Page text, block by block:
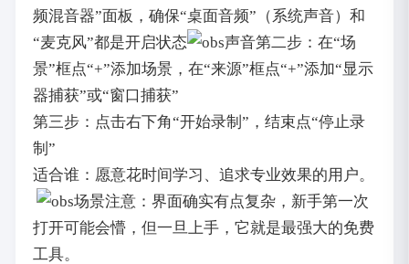
频混音器”面板，确保“桌面音频”（系统声音）和
“麦克风”都是开启状态
第二步：在“场
景”框点“+”添加场景，在“来源”框点“+”添加“显示
器捕获”或“窗口捕获”
第三步：点击右下角“开始录制”，结束点“停止录
制”
适合谁：愿意花时间学习、追求专业效果的用户。
注意：界面确实有点复杂，新手第一次
打开可能会懵，但一旦上手，它就是最强大的免费
工具。